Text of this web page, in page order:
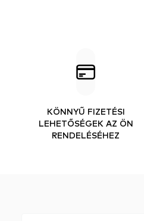
KÖNNYŰ FIZETÉSI
LEHETŐSÉGEK AZ ÖN
RENDELÉSÉHEZ